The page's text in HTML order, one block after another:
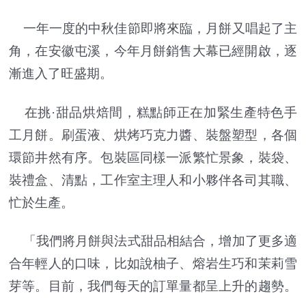
一年一度的中秋佳節即將來臨，月餅又唱起了主
角，在安徽屯溪，今年月餅銷售大幕已經開啟，逐
漸進入了旺盛期。
在挑·甜品烘焙間，糕點師正在加緊生產特色手
工月餅。刷蛋液、烘烤巧克力醬、裝盤塑型，各個
環節井然有序。包裝區同樣一派繁忙景象，裝袋、
裝禮盒、清點，工作室主理人和小夥伴各司其職、
忙於生產。
「我們將月餅與法式甜品相結合，增加了更多適
合年輕人的口味，比如說柚子、熔岩生巧和茉莉雪
芽等。目前，我們每天的訂單量都呈上升的趨勢。